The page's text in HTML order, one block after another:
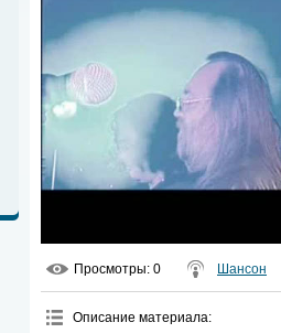
Просмотры: 0 Шансон
Описание материала: